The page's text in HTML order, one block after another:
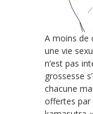
A moins de
une vie
n’est pas
grossesse
chacune
offertes par